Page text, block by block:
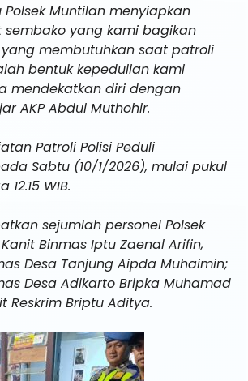
Polsek Muntilan menyiapkan
sembako yang kami bagikan
membutuhkan saat patroli
bentuk kepedulian kami
mendekatkan diri dengan
AKP Abdul Muthohir.
Patroli Polisi Peduli
Sabtu (10/1/2026), mulai pukul
12.15 WIB.
sejumlah personel Polsek
Binmas Iptu Zaenal Arifin,
Desa Tanjung Aipda Muhaimin;
Desa Adikarto Bripka Muhamad
Reskrim Briptu Aditya.